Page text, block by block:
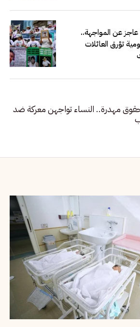
عن المواجهة..
تؤرق العائلات
مهدرة.. النساء تواجهن معركة ضد